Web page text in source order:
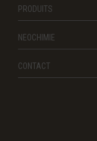
PRODUITS
NEOCHIMIE
CONTACT